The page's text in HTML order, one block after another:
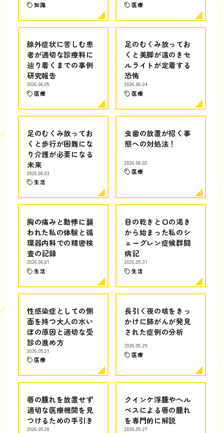
知識 医療
腺外症状に苦しむ患
者が適切な診療科に
辿り着くまでの事例
研究報告
2026.06.05
医療
足のむくみ放ってお
くと美脚が遠のきセ
ルライトが定着する
恐怖
2026.06.04
医療
足のむくみ放ってお
くと歩行が困難にな
り介護が必要になる
未来
2026.06.03
生活
虫歯の放置が招く事
態への対処法！
2026.06.02
医療
胸の痛みと動悸に襲
われた私の体験と循
環器内科での精密検
査の記録
2026.06.01
生活
目の乾きと口の渇き
から始まった私のシ
ェーグレン症候群闘
病記
2026.05.31
生活
性感染症としての側
面を持つ大人の水い
ぼの原因と適切な受
診の進め方
2026.05.31
医療
長引く夜の咳をきっ
かけに肺がんが発見
された症例の分析
2026.05.29
医療
唇の腫れを放置せず
適切な医療機関を見
つけるための手引き
2026.05.28
クインケ浮腫やヘル
ペスによる唇の腫れ
を専門的に解説
2026.05.27